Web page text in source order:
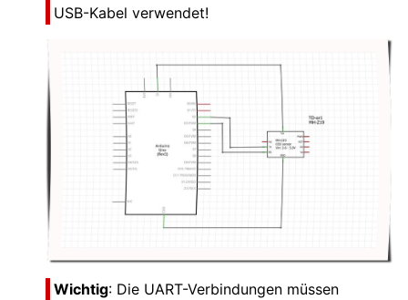
USB-Kabel verwendet!
Wichtig: Die UART-Verbindungen müssen